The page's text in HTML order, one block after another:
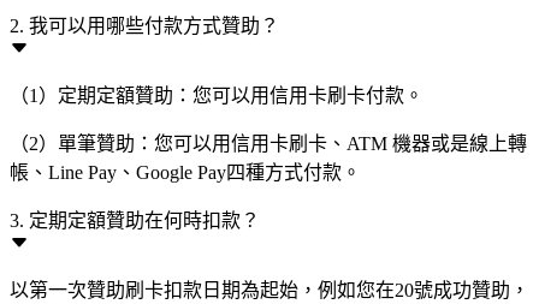
2. 我可以用哪些付款方式贊助？
（1）定期定額贊助：您可以用信用卡刷卡付款。
（2）單筆贊助：您可以用信用卡刷卡、ATM 機器或是線上轉
帳、Line Pay、Google Pay四種方式付款。
3. 定期定額贊助在何時扣款？
以第一次贊助刷卡扣款日期為起始，例如您在20號成功贊助，